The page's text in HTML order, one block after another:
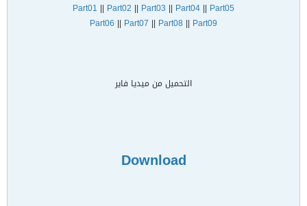
Part01 || Part02 || Part03 || Part04 || Part05
Part06 || Part07 || Part08 || Part09
التحميل من ميديا فاير
Download